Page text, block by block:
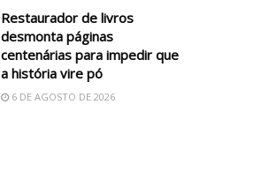
Restaurador de livros
desmonta páginas
centenárias para impedir que
a história vire pó
6 DE AGOSTO DE 2026